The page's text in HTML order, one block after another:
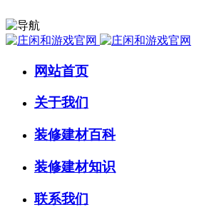
网站首页
关于我们
装修建材百科
装修建材知识
联系我们